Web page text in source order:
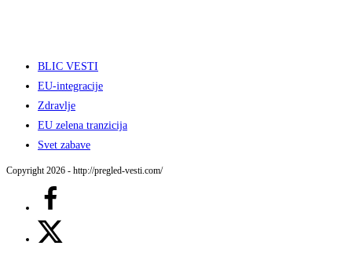
BLIC VESTI
EU-integracije
Zdravlje
EU zelena tranzicija
Svet zabave
Copyright 2026 - http://pregled-vesti.com/